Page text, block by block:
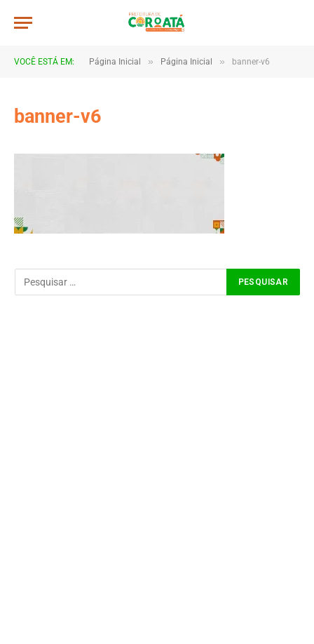
VOCÊ ESTÁ EM: Página Inicial » Página Inicial » banner-v6
banner-v6